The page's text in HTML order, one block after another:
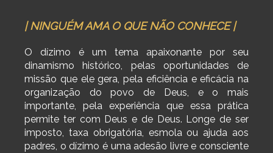
| NINGUÉM AMA O QUE NÃO CONHECE |
O dízimo é um tema apaixonante por seu
dinamismo histórico, pelas oportunidades de
missão que ele gera, pela eficiência e eficácia na
organização do povo de Deus, e o mais
importante, pela experiência que essa prática
permite ter com Deus e de Deus. Longe de ser
imposto, taxa obrigatória, esmola ou ajuda aos
padres, o dízimo é uma adesão livre e consciente